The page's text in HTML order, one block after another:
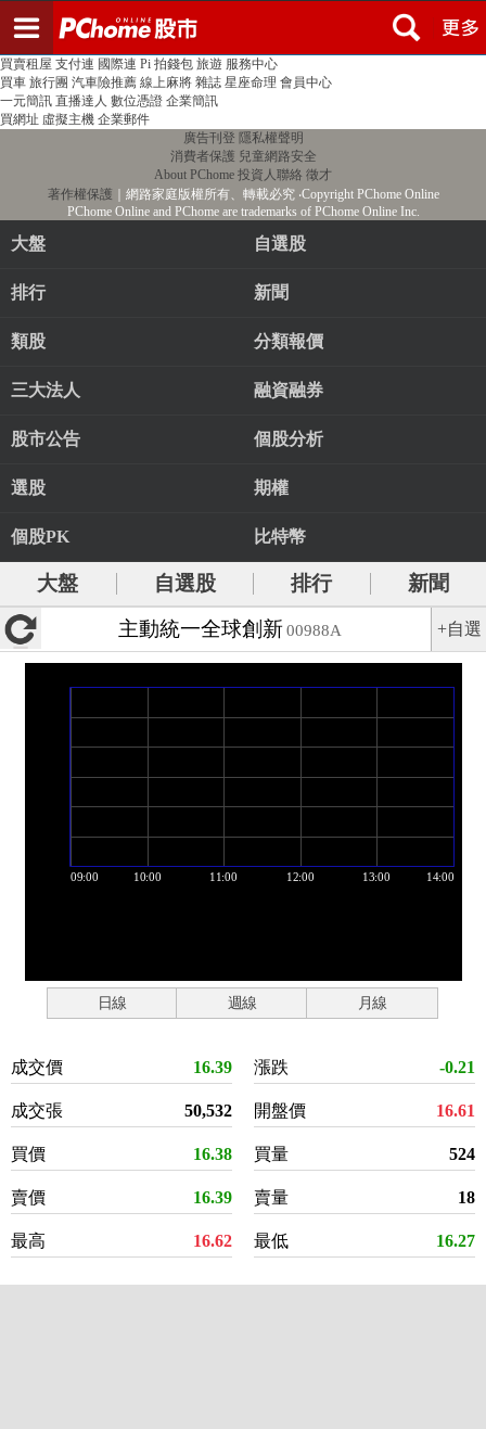
PChome首頁 線上購物 24h購物 書店
買賣租屋 支付連 國際連 Pi 拍錢包 旅遊 服務中心
買車 旅行團 汽車險推薦 線上麻將 雜誌 星座命理 會員中心
一元簡訊 直播達人 數位憑證 企業簡訊
買網址 虛擬主機 企業郵件
廣告刊登 隱私權聲明
消費者保護 兒童網路安全
About PChome 投資人聯絡 徵才
著作權保護 ｜網路家庭版權所有、轉載必究‧Copyright PChome Online
PChome Online and PChome are trademarks of PChome Online Inc.
大盤 自選股
排行 新聞
類股 分類報價
三大法人 融資融券
股市公告 個股分析
選股 期權
個股PK 比特幣
大盤 自選股 排行
新聞
主動統一全球創新 00988A +自選
日線 週線 月線
成交價 16.39
成交張 50,532
買價 16.38
賣價 16.39
最高 16.62
漲跌 -0.21
開盤價 16.61
買量 524
賣量 18
最低 16.27